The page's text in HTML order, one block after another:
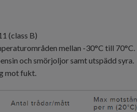
(class B)
mellan -30°C till 70°C.
och smörjoljor samt utspädd syra.
mot fukt.